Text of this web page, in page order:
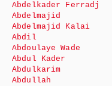
Abdelkader Ferradj
Abdelmajid
Abdelmajid Kalai
Abdil
Abdoulaye Wade
Abdul Kader
Abdulkarim
Abdullah